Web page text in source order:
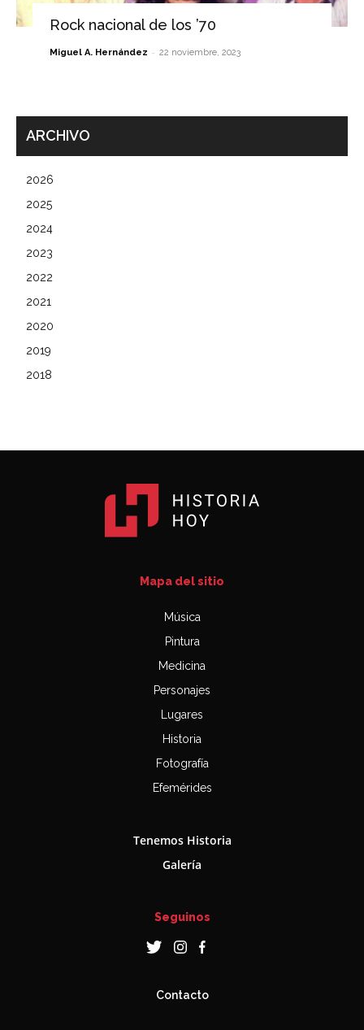
Rock nacional de los ’70
Miguel A. Hernández - 22 noviembre, 2023
ARCHIVO
2026
2025
2024
2023
2022
2021
2020
2019
2018
Mapa del sitio
Música
Pintura
Medicina
Personajes
Lugares
Historia
Fotografía
Efemérides
Tenemos Historia
Galería
Seguinos
Contacto